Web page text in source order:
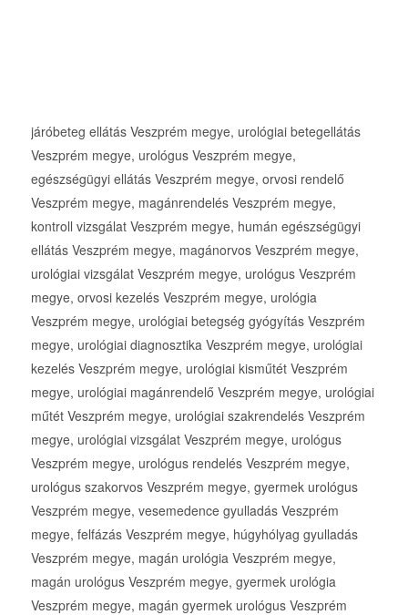
járóbeteg ellátás Veszprém megye, urológiai betegellátás
Veszprém megye, urológus Veszprém megye,
egészségügyi ellátás Veszprém megye, orvosi rendelő
Veszprém megye, magánrendelés Veszprém megye,
kontroll vizsgálat Veszprém megye, humán egészségügyi
ellátás Veszprém megye, magánorvos Veszprém megye,
urológiai vizsgálat Veszprém megye, urológus Veszprém
megye, orvosi kezelés Veszprém megye, urológia
Veszprém megye, urológiai betegség gyógyítás Veszprém
megye, urológiai diagnosztika Veszprém megye, urológiai
kezelés Veszprém megye, urológiai kisműtét Veszprém
megye, urológiai magánrendelő Veszprém megye, urológiai
műtét Veszprém megye, urológiai szakrendelés Veszprém
megye, urológiai vizsgálat Veszprém megye, urológus
Veszprém megye, urológus rendelés Veszprém megye,
urológus szakorvos Veszprém megye, gyermek urológus
Veszprém megye, vesemedence gyulladás Veszprém
megye, felfázás Veszprém megye, húgyhólyag gyulladás
Veszprém megye, magán urológia Veszprém megye,
magán urológus Veszprém megye, gyermek urológia
Veszprém megye, magán gyermek urológus Veszprém